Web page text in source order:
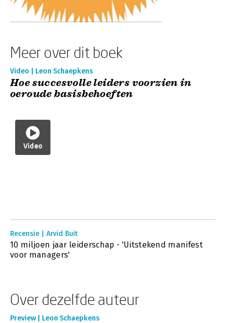
Meer over dit boek
Video | Leon Schaepkens
Hoe succesvolle leiders voorzien in
oeroude basisbehoeften
Video
Recensie | Arvid Buit
10 miljoen jaar leiderschap - 'Uitstekend manifest
voor managers'
Over dezelfde auteur
Preview | Leon Schaepkens